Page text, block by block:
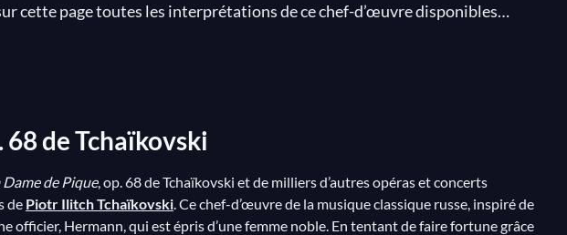
cette page toutes les interprétations de ce chef-d’œuvre disponibles
à travers de somptueuses ballades, romances, chœurs et airs populaires
de Lisa, Hermann est pris dans une obsession pour le jeu dont il ne
de Pique qui fait son apparition en gage de maléfice, et, de désespoir,
n’échappe aux lois du hasard…
68 de Tchaïkovski
Dame de Pique, op. 68 de Tchaïkovski et de milliers d’autres opéras et concerts
de Piotr Ilitch Tchaïkovski. Ce chef-d’œuvre de la musique classique russe, inspiré de
officier, Hermann, qui est épris d’une femme noble. En tentant de faire fortune grâce